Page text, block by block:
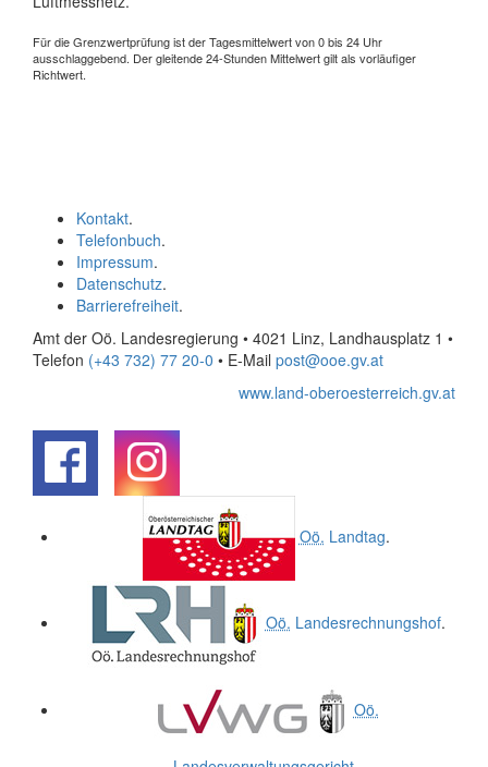
Für die Grenzwertprüfung ist der Tagesmittelwert von 0 bis 24 Uhr
ausschlaggebend. Der gleitende 24-Stunden Mittelwert gilt als vorläufiger
Richtwert.
Kontakt.
Telefonbuch.
Impressum.
Datenschutz.
Barrierefreiheit.
Amt der Oö. Landesregierung • 4021 Linz, Landhausplatz 1 •
Telefon (+43 732) 77 20-0 • E-Mail post@ooe.gv.at
www.land-oberoesterreich.gv.at
Oö. Landtag.
Oö. Landesrechnungshof.
Oö.